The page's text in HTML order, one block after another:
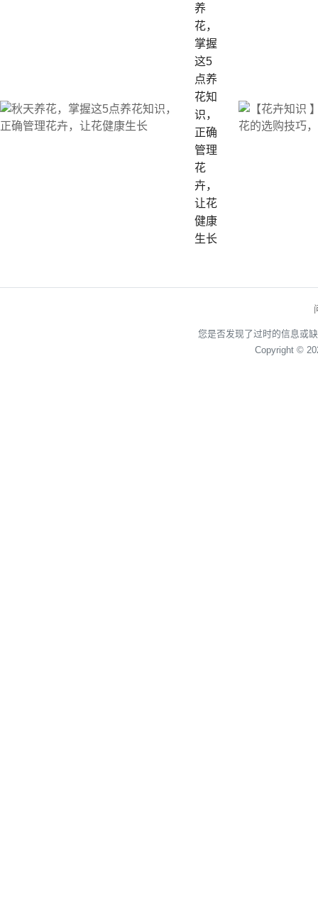
养
花，
掌握
这5
点养
花知
识，
正确
管理
花
卉，
让花
健康
生长
您是否发现了过时的信息或
Copyright ©